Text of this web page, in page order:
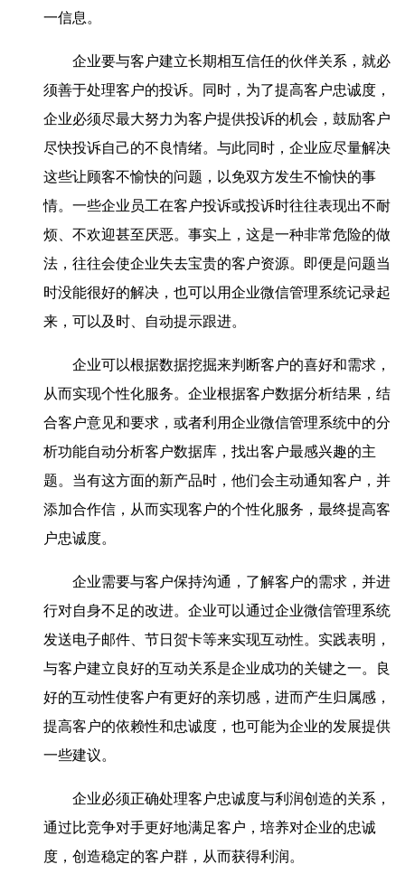
一信息。
企业要与客户建立长期相互信任的伙伴关系，就必
须善于处理客户的投诉。同时，为了提高客户忠诚度，
企业必须尽最大努力为客户提供投诉的机会，鼓励客户
尽快投诉自己的不良情绪。与此同时，企业应尽量解决
这些让顾客不愉快的问题，以免双方发生不愉快的事
情。一些企业员工在客户投诉或投诉时往往表现出不耐
烦、不欢迎甚至厌恶。事实上，这是一种非常危险的做
法，往往会使企业失去宝贵的客户资源。即便是问题当
时没能很好的解决，也可以用企业微信管理系统记录起
来，可以及时、自动提示跟进。
企业可以根据数据挖掘来判断客户的喜好和需求，
从而实现个性化服务。企业根据客户数据分析结果，结
合客户意见和要求，或者利用企业微信管理系统中的分
析功能自动分析客户数据库，找出客户最感兴趣的主
题。当有这方面的新产品时，他们会主动通知客户，并
添加合作信，从而实现客户的个性化服务，最终提高客
户忠诚度。
企业需要与客户保持沟通，了解客户的需求，并进
行对自身不足的改进。企业可以通过企业微信管理系统
发送电子邮件、节日贺卡等来实现互动性。实践表明，
与客户建立良好的互动关系是企业成功的关键之一。良
好的互动性使客户有更好的亲切感，进而产生归属感，
提高客户的依赖性和忠诚度，也可能为企业的发展提供
一些建议。
企业必须正确处理客户忠诚度与利润创造的关系，
通过比竞争对手更好地满足客户，培养对企业的忠诚
度，创造稳定的客户群，从而获得利润。